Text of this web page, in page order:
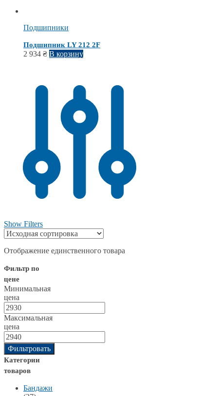
Подшипники
Подшипник LY 212 2F
2 934 ₴ В корзину
Show Filters
Отображение единственного товара
Фильтр по
цене
Минимальная
цена
Максимальная
цена
Фильтровать
Категории
товаров
Бандажи